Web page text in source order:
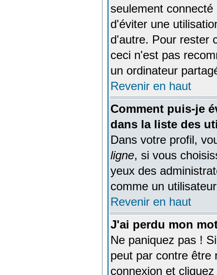
seulement
d'éviter une
d'autre. Pour rester
ceci n'est pas
un ordinateur
Revenir en haut
Comment puis-je
dans la liste des
Dans votre profil,
ligne, si vous
yeux des
comme un
Revenir en haut
J'ai perdu mon
Ne paniquez pas !
peut par contre être
connexion et